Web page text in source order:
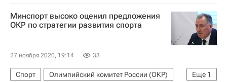
Омская область
Александр Бурков
Здоровье - Общество
Минспорт высоко оценил предложения
ОКР по стратегии развития спорта
27 ноября 2020, 19:14 33
Еще 1
Спорт
Олимпийский комитет России (ОКР)